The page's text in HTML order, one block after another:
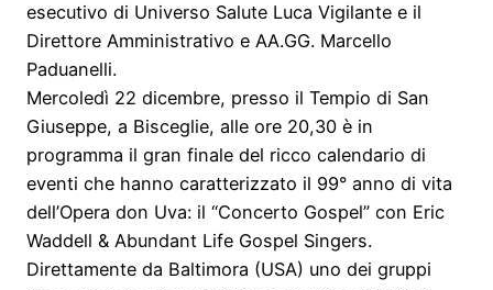
esecutivo di Universo Salute Luca Vigilante e il
Direttore Amministrativo e AA.GG. Marcello
Paduanelli.
Mercoledì 22 dicembre, presso il Tempio di San
Giuseppe, a Bisceglie, alle ore 20,30 è in
programma il gran finale del ricco calendario di
eventi che hanno caratterizzato il 99° anno di vita
dell’Opera don Uva: il “Concerto Gospel” con Eric
Waddell & Abundant Life Gospel Singers.
Direttamente da Baltimora (USA) uno dei gruppi